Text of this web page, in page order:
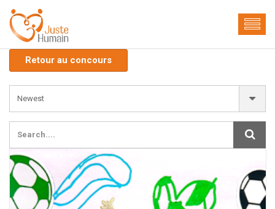
Retour au concours